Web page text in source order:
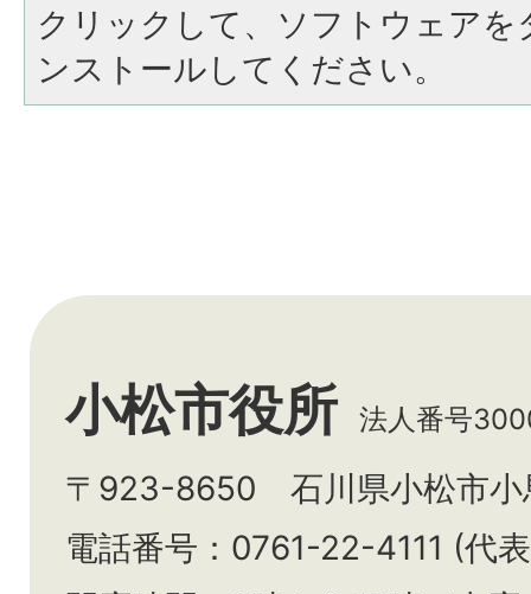
クリックして、ソフトウェア
ンストールしてください。
小松市役所 法人番号
〒923-8650 石川県小松市小
電話番号：0761-22-4111 (代